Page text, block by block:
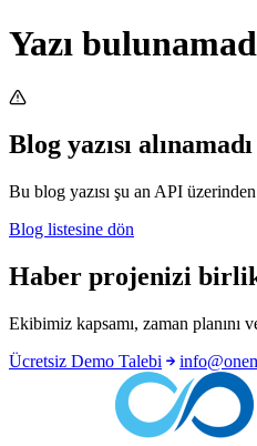
Yazı
Blog yazısı alınamadı
Bu blog yazısı şu an API
Blog listesine dön
Haber projenizi
Ekibimiz kapsamı, zaman planını
Ücretsiz Demo Talebi